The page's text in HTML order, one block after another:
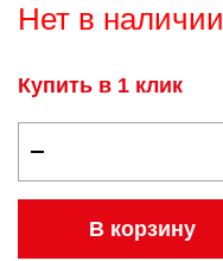
Нет в наличии
Купить в 1 клик
В корзину